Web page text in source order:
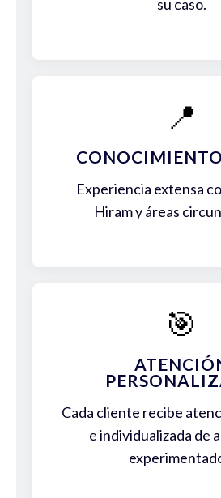
su caso.
📍
Experiencia extensa
Hiram y áreas
🎯
Cada cliente recibe
e individualizada de